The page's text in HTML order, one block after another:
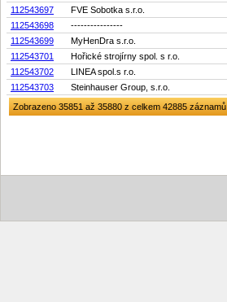
112543697
FVE Sobotka s.r.o.
112543698
----------------
112543699
MyHenDra s.r.o.
112543701
Hořické strojírny spol. s r.o.
112543702
LINEA spol.s r.o.
112543703
Steinhauser Group, s.r.o.
Zobrazeno 35851 až 35880 z celkem 42885 záznamů